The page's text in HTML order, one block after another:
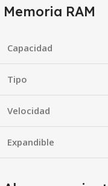
Memoria RAM
Capacidad
Tipo
Velocidad
Expandible